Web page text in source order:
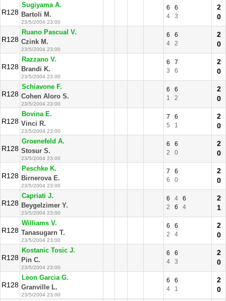
R128
Sugiyama A.
Bartoli M.
23/5/2004 23:00
6
6
4
3
2
0
R128
Ruano Pascual V.
Czink M.
23/5/2004 23:00
6
6
4
2
2
0
R128
Razzano V.
Brandi K.
23/5/2004 23:00
6
7
3
6
2
0
R128
Schiavone F.
Cohen Aloro S.
23/5/2004 23:00
6
6
1
2
2
0
R128
Bovina E.
Vinci R.
23/5/2004 23:00
7
6
5
1
2
0
R128
Groenefeld A.
Stosur S.
23/5/2004 23:00
6
6
2
0
2
0
R128
Peschke K.
Birnerova E.
23/5/2004 23:00
7
6
6
0
2
0
R128
Capriati J.
Beygelzimer Y.
23/5/2004 23:00
6 4
6
2
6 4
2
1
R128
Williams V.
Tanasugarn T.
23/5/2004 23:00
6
6
2
4
2
0
R128
Kostanic Tosic J.
Pin C.
23/5/2004 23:00
6
6
4
3
2
0
R128
Leon Garcia G.
Granville L.
23/5/2004 23:00
6
6
4
1
2
0